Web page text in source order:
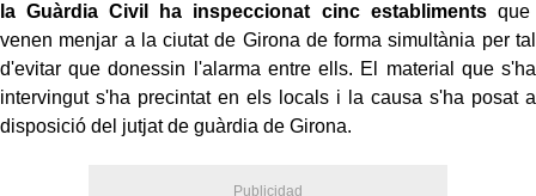
la Guàrdia Civil ha inspeccionat cinc establiments que
venen menjar a la ciutat de Girona de forma simultània per tal
d'evitar que donessin l'alarma entre ells. El material que s'ha
intervingut s'ha precintat en els locals i la causa s'ha posat a
disposició del jutjat de guàrdia de Girona.